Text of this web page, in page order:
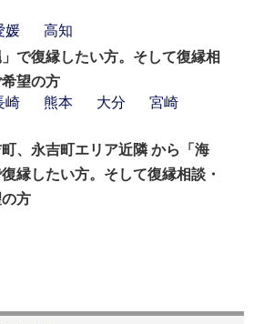
媛
高知
で復縁したい方。そして復縁相
望の方
崎 熊本 大分
宮崎
、永吉町エリア近隣 から「海
縁したい方。そして復縁相談・
方